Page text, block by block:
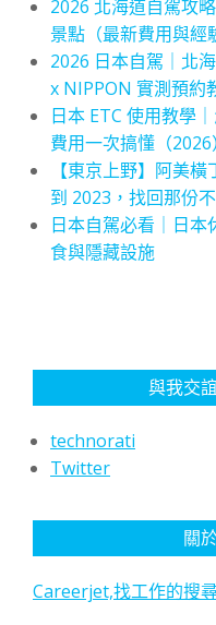
2026 北海道自駕攻
景點（最新費用與經
2026 日本自駕｜北
x NIPPON 實測預約
日本 ETC 使用教學
費用一次搞懂（2026）
【東京上野】阿美
到 2023，找回那份
日本自駕必看｜日本
食與隱藏設施
與我交
technorati
Twitter
關
Careerjet,找工作的搜